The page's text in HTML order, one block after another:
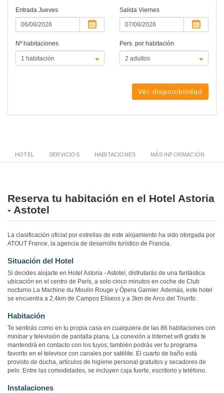
Entrada Jueves Salida Viernes
Nº habitaciones Pers. por habitación
Ver disponibilidad
HOTEL SERVICIOS HABITACIONES MÁS INFORMACIÓN
Reserva tu habitación en el Hotel Astoria
- Astotel
La clasificación oficial por estrellas de este alojamiento ha sido otorgada por
ATOUT France, la agencia de desarrollo turístico de Francia.
Situación del Hotel
Si decides alojarte en Hotel Astoria - Astotel, disfrutarás de una fantástica
ubicación en el centro de París, a solo cinco minutos en coche de Club
nocturno La Machine du Moulin Rouge y Ópera Garnier. Además, este hotel
se encuentra a 2,4km de Campos Elíseos y a 3km de Arco del Triunfo.
Habitación
Te sentirás como en tu propia casa en cualquiera de las 86 habitaciones con
minibar y televisión de pantalla plana. La conexión a Internet wifi gratis te
mantendrá en contacto con los tuyos; también podrás ver tu programa
favorito en el televisor con canales por satélite. El cuarto de baño está
provisto de ducha, artículos de higiene personal gratuitos y secadores de
pelo. Entre las comodidades, se incluyen caja fuerte, escritorio y teléfono.
Instalaciones